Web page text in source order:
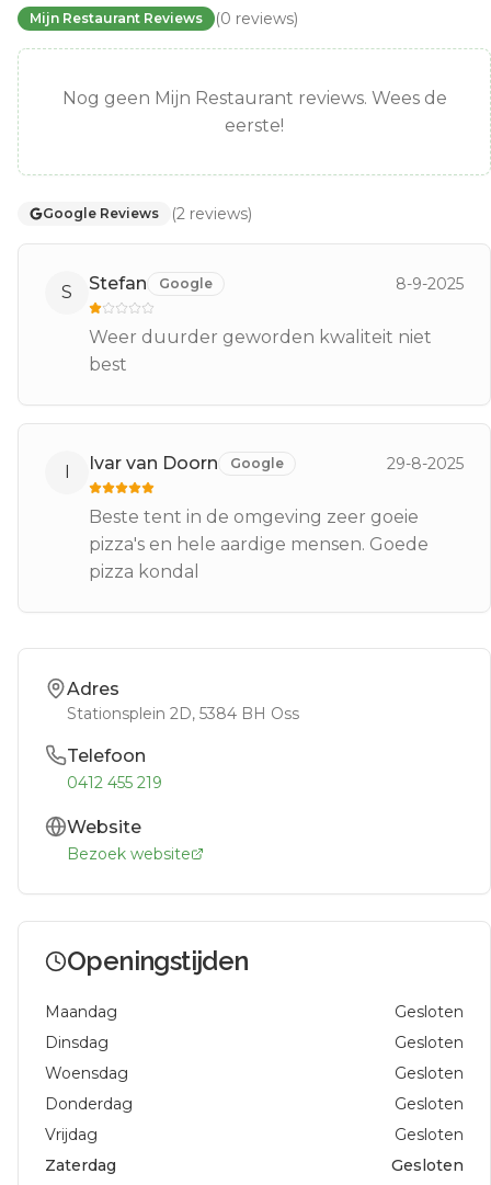
Mijn Restaurant Reviews (0 reviews)
Nog geen Mijn Restaurant reviews. Wees de
eerste!
Google Reviews (2 reviews)
S Stefan Google 8-9-2025
Weer duurder geworden kwaliteit niet
best
I Ivar van Doorn Google 29-8-2025
Beste tent in de omgeving zeer goeie
pizza's en hele aardige mensen. Goede
pizza kondal
Adres
Stationsplein 2D, 5384 BH Oss
Telefoon
0412 455 219
Website
Bezoek website
Openingstijden
Maandag
Gesloten
Dinsdag
Gesloten
Woensdag
Gesloten
Donderdag
Gesloten
Vrijdag
Gesloten
Zaterdag
Gesloten